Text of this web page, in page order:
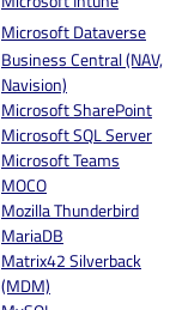
Microsoft Dataverse
Business Central (NAV,
Navision)
Microsoft SharePoint
Microsoft SQL Server
Microsoft Teams
MOCO
Mozilla Thunderbird
MariaDB
Matrix42 Silverback
(MDM)